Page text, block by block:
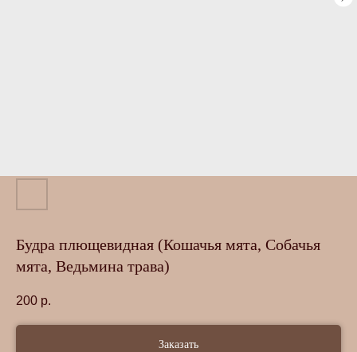
Будра плющевидная (Кошачья мята, Собачья
мята, Ведьмина трава)
200 р.
Заказать